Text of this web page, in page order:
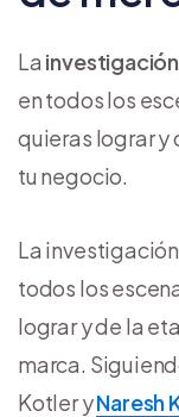
La
en todos los
quieras lograr y
tu negocio.
La
todos los
lograr y de la
marca.
Kotler yNaresh